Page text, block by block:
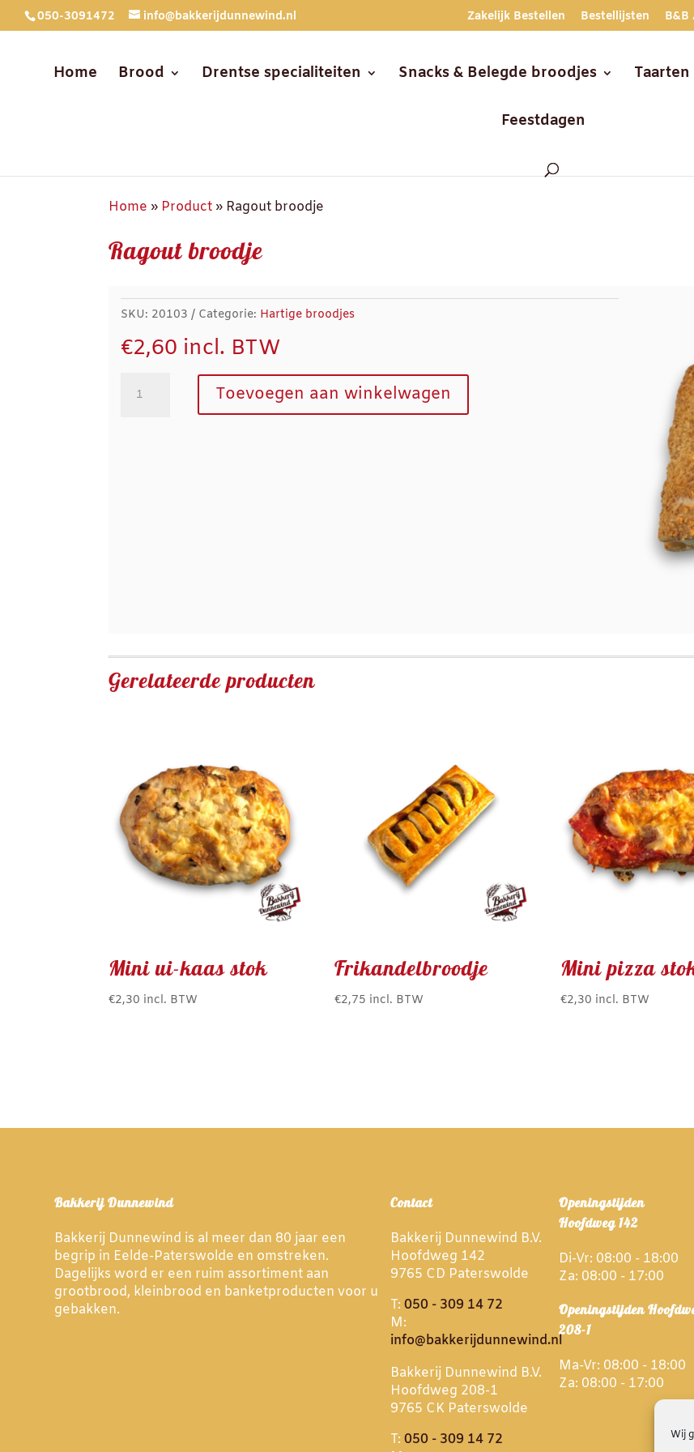
Wij
050-3091472 info@bakkerijdunnewind.nl Zakelijk Bestellen Bestellijsten B&B
Home Brood Drentse specialiteiten Snacks & Belegde broodjes Taarten
Feestdagen
Home » Product » Ragout broodje
Ragout broodje
SKU: 20103 Categorie: Hartige broodjes
€2,60 incl. BTW
Toevoegen aan winkelwagen
Gerelateerde producten
Mini ui-kaas stok
€2,30 incl. BTW
Frikandelbroodje
€2,75 incl. BTW
Mini pizza
€2,30 incl. BTW
Bakkerij Dunnewind
Bakkerij Dunnewind is al meer dan 80 jaar een
begrip in Eelde-Paterswolde en omstreken.
Dagelijks word er een ruim assortiment aan
grootbrood, kleinbrood en banketproducten voor u
gebakken.
Contact
Bakkerij Dunnewind B.V.
Hoofdweg 142
9765 CD Paterswolde
T:050 - 309 14 72
M:
info@bakkerijdunnewind.nl
Bakkerij Dunnewind B.V.
Hoofdweg 208-1
9765 CK Paterswolde
T:050 - 309 14 72
Openingstijden
Hoofdweg 142
Di-Vr: 08:00 - 18:00
Za: 08:00 - 17:00
Openingstijden
208-1
Ma-Vr: 08:00 - 18:00
Za: 08:00 - 17:00